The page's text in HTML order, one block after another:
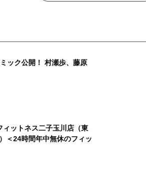
ック公開！ 村瀬歩、藤原
ィットネス二子玉川店（東
＜24時間年中無休のフィッ